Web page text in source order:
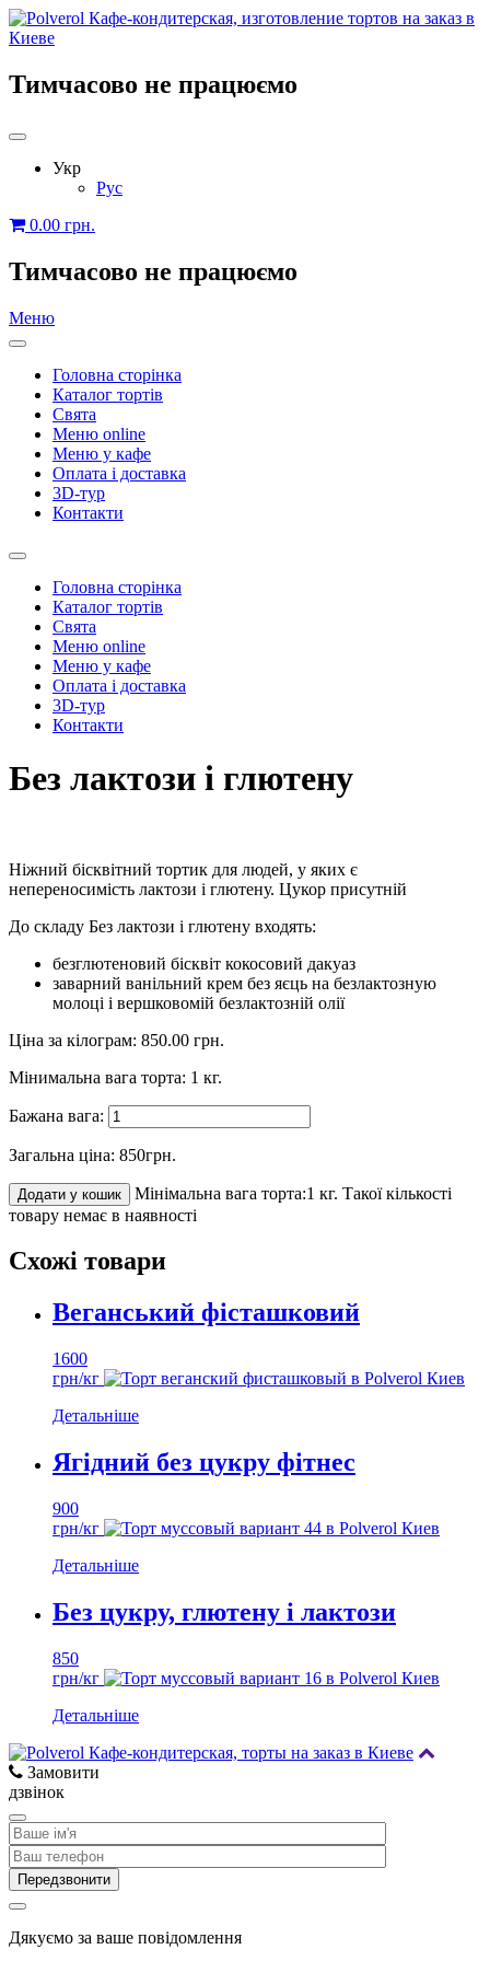
Тимчасово не працюємо
Укр
Рус
0.00 грн.
Тимчасово не працюємо
Меню
Головна сторінка
Каталог тортів
Свята
Меню online
Меню у кафе
Оплата і доставка
3D-тур
Контакти
Головна сторінка
Каталог тортів
Свята
Меню online
Меню у кафе
Оплата і доставка
3D-тур
Контакти
Без лактози і глютену
Ніжний бісквітний тортик для людей, у яких є
непереносимість лактози і глютену. Цукор присутній
До складу Без лактози і глютену входять:
безглютеновий бісквіт кокосовий дакуаз
заварний ванільний крем без яєць на безлактозную
молоці і вершковомій безлактозній олії
Ціна за кілограм: 850.00 грн.
Мінимальна вага торта: 1 кг.
Бажана вага:
Загальна ціна: 850грн.
Додати у кошик Мінімальна вага торта:1 кг. Такої кількості
товару немає в наявності
Схожі товари
Веганський фісташковий
1600
грн/кг
Детальніше
Ягідний без цукру фітнес
900
грн/кг
Детальніше
Без цукру, глютену і лактози
850
грн/кг
Детальніше
Замовити
дзвінок
Дякуємо за ваше повідомлення